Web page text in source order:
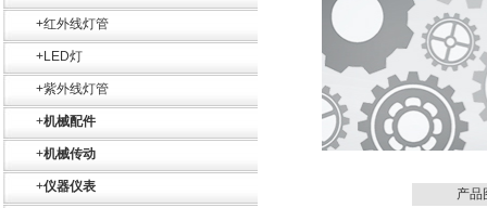
+红外线灯管
+LED灯
+紫外线灯管
+机械配件
+机械传动
+仪器仪表 产品